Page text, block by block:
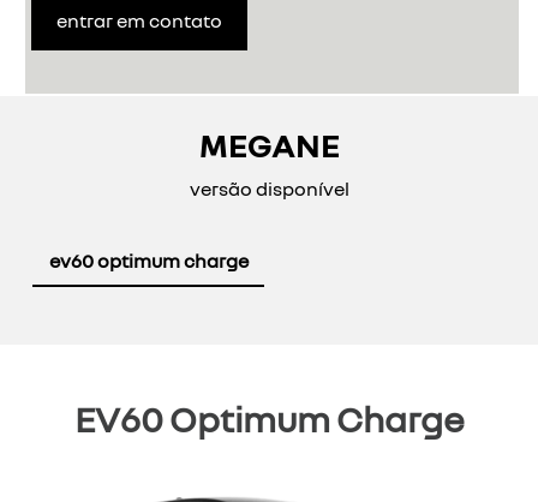
entrar em contato
MEGANE
versão disponível
ev60 optimum charge
EV60 Optimum Charge